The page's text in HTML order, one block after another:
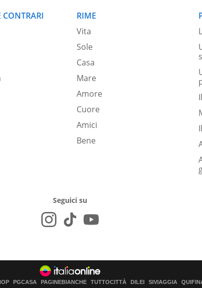
RIME
Vita
Sole
Casa
Mare
Amore
Cuore
Amici
Bene
Seguici su
PGCASA PAGINEBIANCHE TUTTOCITTÀ DILEI SIVIAGGIA